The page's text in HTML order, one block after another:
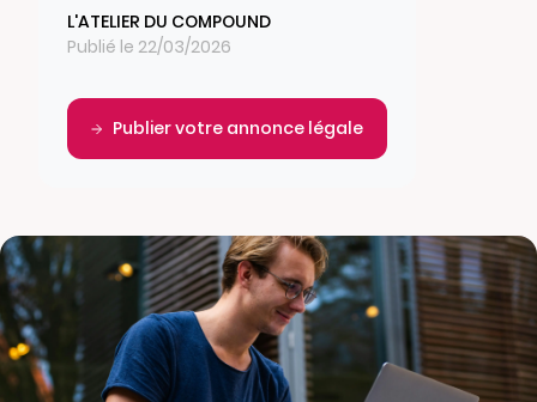
L'ATELIER DU COMPOUND
Publié le 22/03/2026
Publier votre annonce légale